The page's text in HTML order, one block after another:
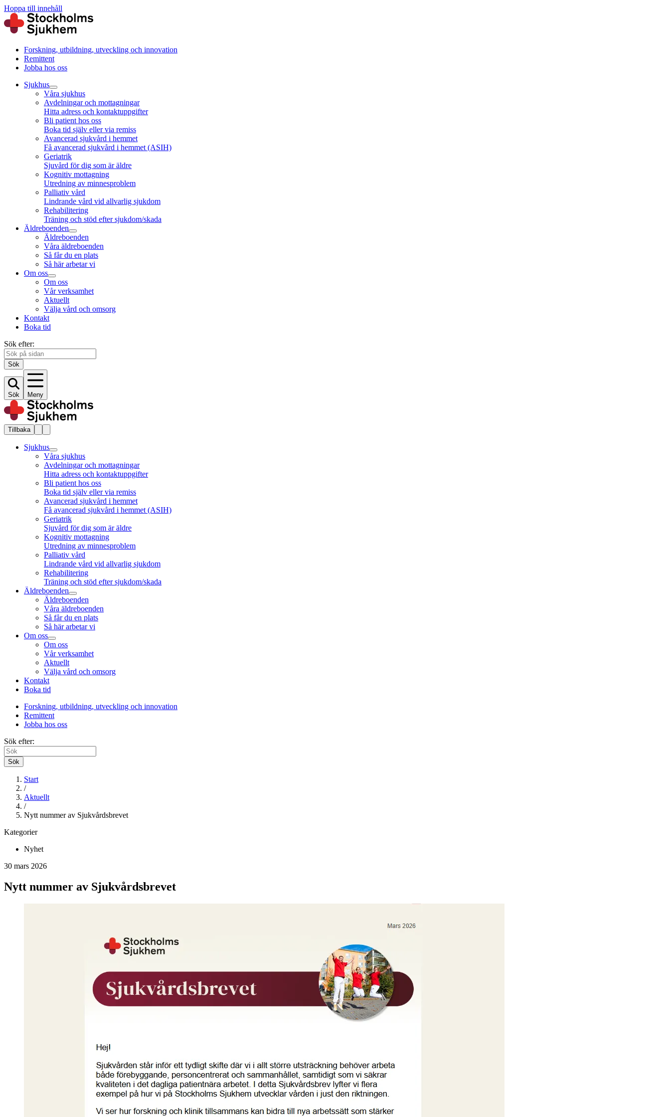
Hoppa till innehåll
Forskning, utbildning, utveckling och innovation
Remittent
Jobba hos oss
Sjukhus
Våra sjukhus
Avdelningar och mottagningar
Hitta adress och kontaktuppgifter
Bli patient hos oss
Boka tid själv eller via remiss
Avancerad sjukvård i hemmet
Få avancerad sjukvård i hemmet (ASIH)
Geriatrik
Sjuvård för dig som är äldre
Kognitiv mottagning
Utredning av minnesproblem
Palliativ vård
Lindrande vård vid allvarlig sjukdom
Rehabilitering
Träning och stöd efter sjukdom/skada
Äldreboenden
Äldreboenden
Våra äldreboenden
Så får du en plats
Så här arbetar vi
Om oss
Om oss
Vår verksamhet
Aktuellt
Välja vård och omsorg
Kontakt
Boka tid
Sök efter:
Sök
Sök Meny
Tillbaka
Sjukhus
Våra sjukhus
Avdelningar och mottagningar
Hitta adress och kontaktuppgifter
Bli patient hos oss
Boka tid själv eller via remiss
Avancerad sjukvård i hemmet
Få avancerad sjukvård i hemmet (ASIH)
Geriatrik
Sjuvård för dig som är äldre
Kognitiv mottagning
Utredning av minnesproblem
Palliativ vård
Lindrande vård vid allvarlig sjukdom
Rehabilitering
Träning och stöd efter sjukdom/skada
Äldreboenden
Äldreboenden
Våra äldreboenden
Så får du en plats
Så här arbetar vi
Om oss
Om oss
Vår verksamhet
Aktuellt
Välja vård och omsorg
Kontakt
Boka tid
Forskning, utbildning, utveckling och innovation
Remittent
Jobba hos oss
Sök efter:
Sök
Start
/
Aktuellt
/
Nytt nummer av Sjukvårdsbrevet
Kategorier
Nyhet
30 mars 2026
Nytt nummer av Sjukvårdsbrevet